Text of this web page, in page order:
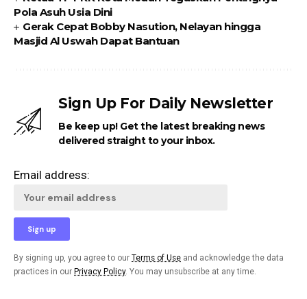
Pola Asuh Usia Dini
Gerak Cepat Bobby Nasution, Nelayan hingga
Masjid Al Uswah Dapat Bantuan
Sign Up For Daily Newsletter
Be keep up! Get the latest breaking news
delivered straight to your inbox.
Email address:
By signing up, you agree to our Terms of Use and acknowledge the data
practices in our Privacy Policy. You may unsubscribe at any time.